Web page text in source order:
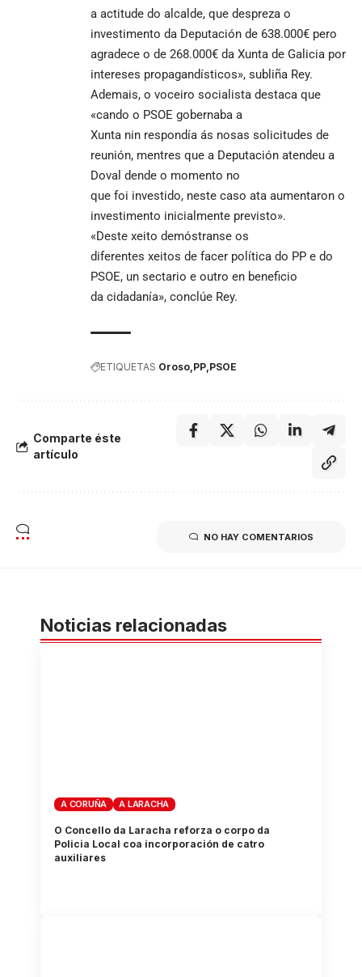
a actitude do alcalde, que despreza o
investimento da Deputación de 638.000€ pero
agradece o de 268.000€ da Xunta de Galicia por
intereses propagandísticos», subliña Rey.
Ademais, o voceiro socialista destaca que
«cando o PSOE gobernaba a
Xunta nin respondía ás nosas solicitudes de
reunión, mentres que a Deputación atendeu a
Doval dende o momento no
que foi investido, neste caso ata aumentaron o
investimento inicialmente previsto».
«Deste xeito demóstranse os
diferentes xeitos de facer política do PP e do
PSOE, un sectario e outro en beneficio
da cidadanía», conclúe Rey.
ETIQUETAS Oroso PP PSOE
Comparte éste
artículo
NO HAY COMENTARIOS
Noticias relacionadas
A CORUÑA A LARACHA
O Concello da Laracha reforza o corpo da
Policia Local coa incorporación de catro
auxiliares